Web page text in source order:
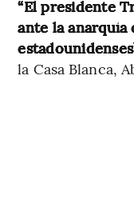
“El presidente
ante la anarquía
la Casa Blanca,